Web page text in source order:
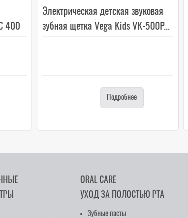
400
Электрическая детская звуковая
зубная щетка Vega Kids VK-500P...
Подробнее
ORAL CARE
УХОД ЗА ПОЛОСТЬЮ РТА
Зубные пасты